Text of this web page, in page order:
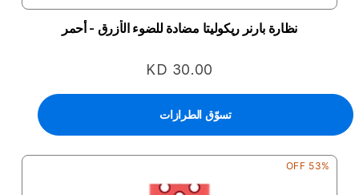
نظارة بارنر ريكوليتا مضادة للضوء الأزرق - أحمر
KD 30.00
تسوّق الطرازات
53% OFF